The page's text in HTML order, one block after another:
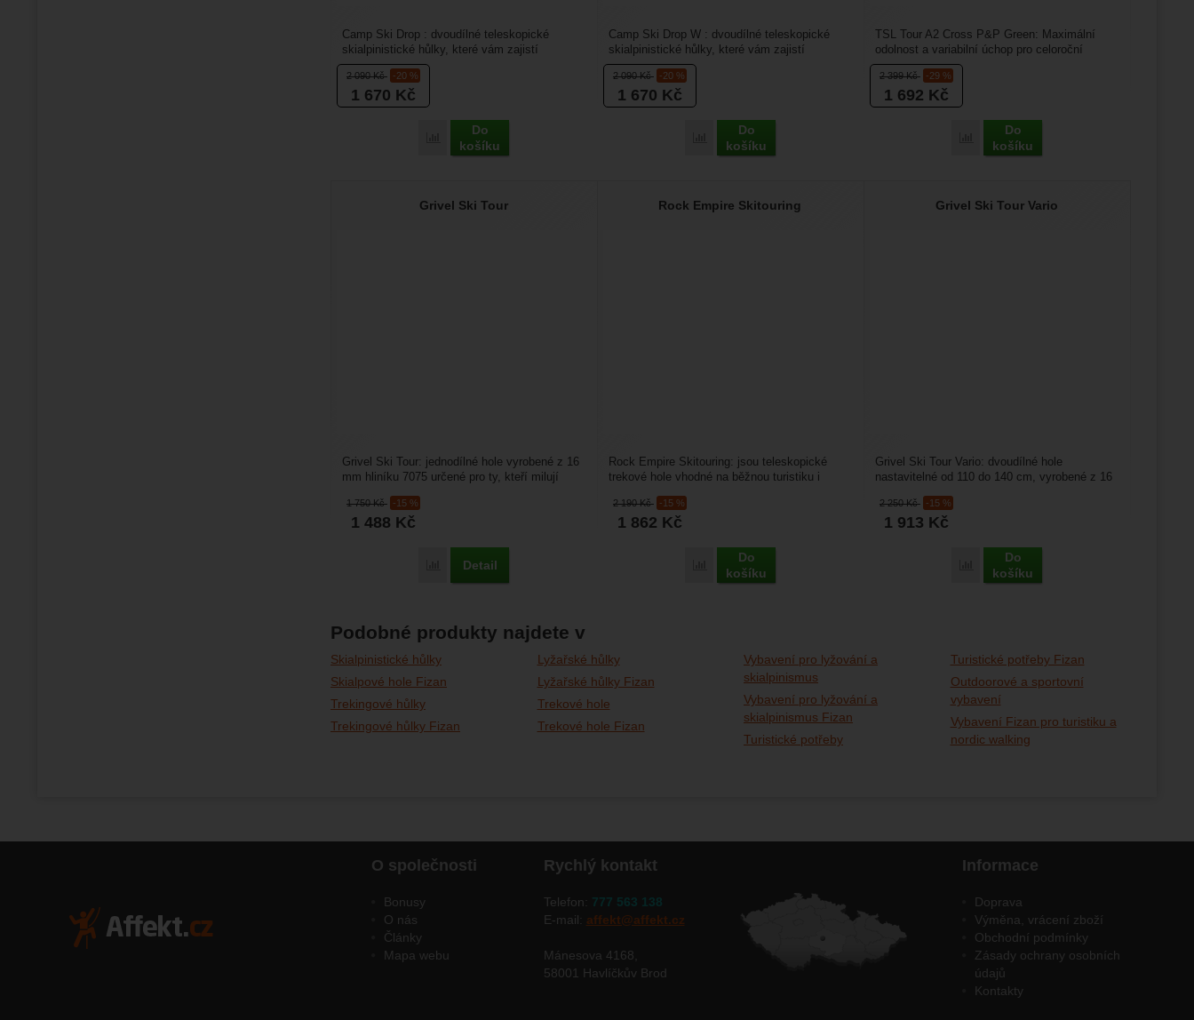
2 090Kč -20 %
1 670 Kč
Porovnat
Do
košíku
Camp Ski Drop : dvoudílné teleskopické
skialpinistické hůlky, které vám zajistí
kompromis mezi skladností...
2 090Kč -20 %
1 670 Kč
Porovnat
Do
košíku
Camp Ski Drop W : dvoudílné teleskopické
skialpinistické hůlky, které vám zajistí
kompromis mezi skladností...
2 399Kč -29 %
1 692 Kč
Porovnat
Do
košíku
TSL Tour A2 Cross P&P Green: Maximální
odolnost a variabilní úchop pro celoroční
dobrodružství.TSL...
Grivel Ski Tour
1 750Kč -15 %
1 488 Kč
Porovnat
Detail
Grivel Ski Tour: jednodílné hole vyrobené z 16
mm hliníku 7075 určené pro ty, kteří milují
Rock Empire Skitouring
2 190Kč -15 %
1 862 Kč
Porovnat
Do
košíku
Rock Empire Skitouring: jsou teleskopické
trekové hole vhodné na běžnou turistiku i
Grivel Ski Tour Vario
2 250Kč -15 %
1 913 Kč
Porovnat
Do
košíku
Grivel Ski Tour Vario: dvoudílné hole
nastavitelné od 110 do 140 cm, vyrobené z 16
Podobné produkty najdete v
Skialpinistické hůlky
Skialpové hole Fizan
Trekingové hůlky
Trekingové hůlky Fizan
Lyžařské hůlky
Lyžařské hůlky Fizan
Trekové hole
Trekové hole Fizan
Vybavení pro lyžování a
skialpinismus
Vybavení pro lyžování a
skialpinismus Fizan
Turistické potřeby
Turistické potřeby Fizan
Outdoorové a sportovní
vybavení
Vybavení Fizan pro turistiku a
nordic walking
O společnosti
Bonusy
O nás
Články
Mapa webu
Rychlý kontakt
Telefon: 777 563 138
E-mail: affekt@affekt.cz
Mánesova 4168,
58001 Havlíčkův Brod
Informace
Doprava
Výměna, vrácení zboží
Obchodní podmínky
Zásady ochrany osobních
údajů
Kontakty